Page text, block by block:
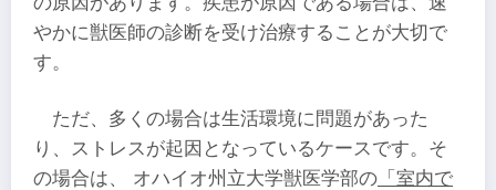
やかに獣医師の診断を受け治療することが大切で
す。
ただ、多くの場合は生活環境に問題があった
り、ストレスが起因となっているケースです。そ
の場合は、 オハイオ州立大学獣医学部の 「室内で